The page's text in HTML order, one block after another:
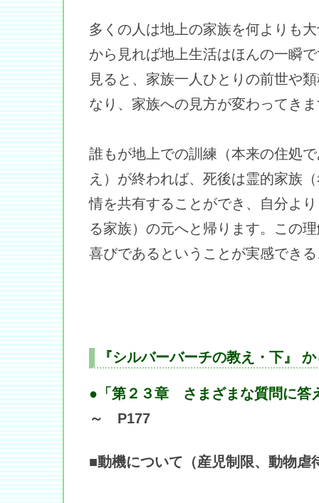
多くの人は地上の家族を何よりも
から見れば地上生活はほんの一瞬
見ると、家族一人ひとりの前世や
なり、家族への見方が変わってき
誰もが地上での訓練（本来の住処
え）が終われば、死後は霊的家族
情を共有することができ、自分よ
る家族）の元へと帰ります。この
喜びであるということが実感でき
『シルバーバーチの教え・下』
●「第２３章 さまざまな質問に答
～ P177
■動機について（産児制限、動物虐